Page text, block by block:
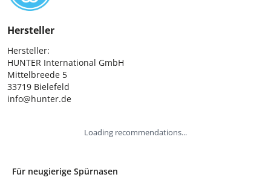
Hersteller
Hersteller:
HUNTER International GmbH
Mittelbreede 5
33719 Bielefeld
info@hunter.de
Loading recommendations...
Für neugierige Spürnasen